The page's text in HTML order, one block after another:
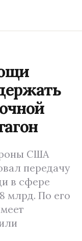
США
передачу
в сфере
млрд. По его